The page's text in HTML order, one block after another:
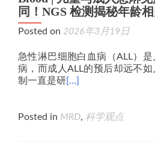
同！NGS 检测揭秘年龄
Posted on 2026年3月19日
急性淋巴细胞白血病（ALL）
病，而成人ALL的预后却远不
制一直是研[…]
Posted in MRD, 科学观点